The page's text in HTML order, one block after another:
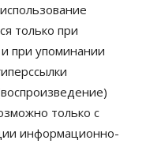
баллов,
из-за засухи
только при
при упоминании
только с
информационно-